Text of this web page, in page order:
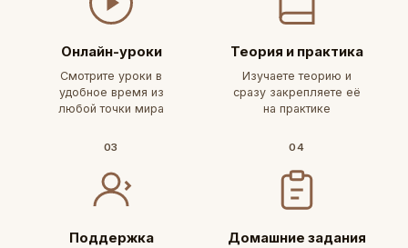
Онлайн-уроки
Смотрите уроки в
удобное время из
любой точки мира
Теория и практика
Изучаете теорию и
сразу закрепляете её
на практике
03
Поддержка
04
Домашние задания